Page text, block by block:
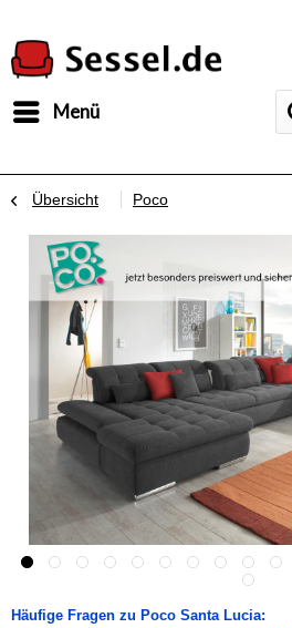
Menü
Übersicht Poco
Häufige Fragen zu Poco Santa Lucia: